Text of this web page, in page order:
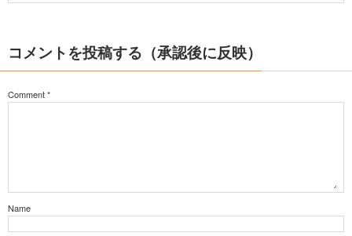
コメントを投稿する（承認後に反映）
Comment*
Name